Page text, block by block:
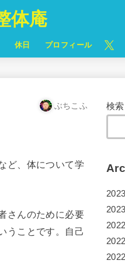
体庵
休日 プロフィール
ぶちこふ
ど、体について学
さんのために必要
うことです。自己
検索